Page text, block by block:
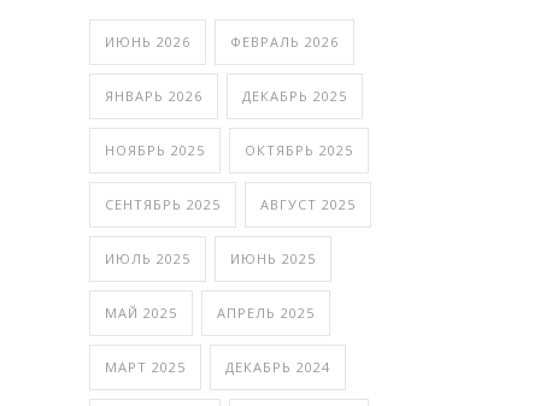
ИЮНЬ 2026 ФЕВРАЛЬ 2026
ЯНВАРЬ 2026 ДЕКАБРЬ 2025
НОЯБРЬ 2025 ОКТЯБРЬ 2025
СЕНТЯБРЬ 2025 АВГУСТ 2025
ИЮЛЬ 2025 ИЮНЬ 2025
МАЙ 2025 АПРЕЛЬ 2025
МАРТ 2025 ДЕКАБРЬ 2024